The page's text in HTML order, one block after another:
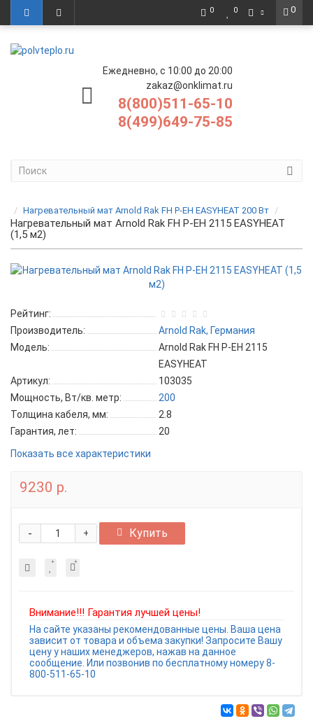
0
0 0
Ежедневно, с 10:00 до 20:00
zakaz@onklimat.ru
8(800)511-65-10
8(499)649-75-85
Нагревательный мат Arnold Rak FH P-EH EASYHEAT 200 Вт
Нагревательный мат Arnold Rak FH P-EH 2115 EASYHEAT
(1,5 м2)
Рейтинг:
Производитель:
Arnold Rak, Германия
Модель:
Arnold Rak FH P-EH 2115
EASYHEAT
Артикул:
103035
Мощность, Вт/кв. метр:
200
Толщина кабеля, мм:
2.8
Гарантия, лет:
20
Показать все характеристики
9230 р.
+
- Купить
Внимание!!! Гарантия лучшей цены!
На сайте указаны рекомендованные цены. Ваша цена
зависит от товара и объема закупки! Запросите Вашу
цену у наших менеджеров, нажав на данное
сообщение. Или позвонив по бесплатному номеру 8-
800-511-65-10